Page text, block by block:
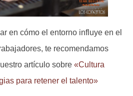
en cómo el entorno influye en el
te recomendamos
artículo sobre «Cultura
para retener el talento»